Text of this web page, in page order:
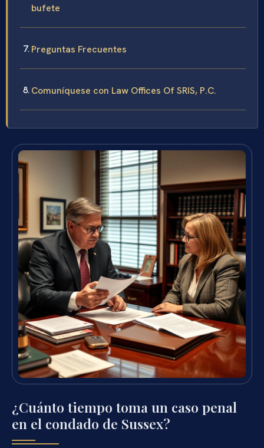
bufete
Preguntas Frecuentes
Comuníquese con Law Offices Of SRIS, P.C.
¿Cuánto tiempo toma un caso penal
en el condado de Sussex?